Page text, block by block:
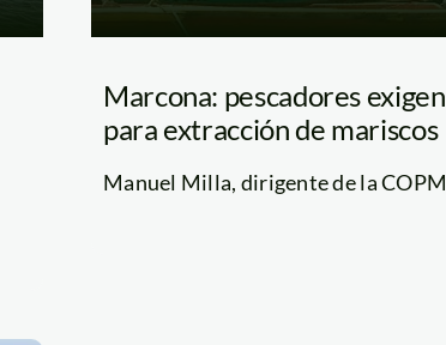
Marcona: pescadores
para extracción de mariscos
Manuel Milla, dirigente de la